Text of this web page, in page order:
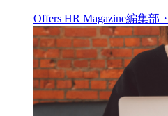
Offers HR Magazine編集部 ・